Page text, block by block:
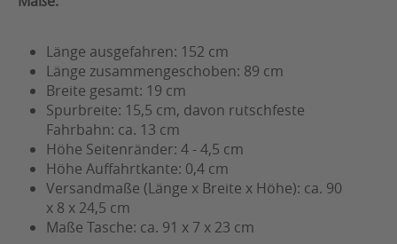
Länge ausgefahren: 152 cm
Länge zusammengeschoben: 89 cm
Breite gesamt: 19 cm
Spurbreite: 15,5 cm, davon rutschfeste
Fahrbahn: ca. 13 cm
Höhe Seitenränder: 4 - 4,5 cm
Höhe Auffahrtkante: 0,4 cm
Versandmaße (Länge x Breite x Höhe): ca. 90
x 8 x 24,5 cm
Maße Tasche: ca. 91 x 7 x 23 cm